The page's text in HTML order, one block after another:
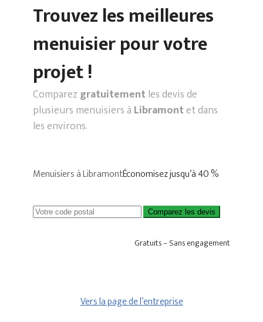
Trouvez les meilleures
menuisier pour votre
projet !
Comparez gratuitementles devis de
plusieurs menuisiers à Libramontet dans
les environs.
Menuisiers à LibramontÉconomisez jusqu’à 40 %
Comparez les devis
Gratuits – Sans engagement
Vers la page de l’entreprise